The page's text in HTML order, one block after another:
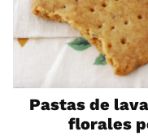
Pastas de
florales